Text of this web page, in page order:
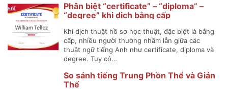
Phân biệt “certificate” – “diploma” –
“degree” khi dịch bằng cấp
Khi dịch thuật hồ sơ học thuật, đặc biệt là bằng
cấp, nhiều người thường nhầm lẫn giữa các
thuật ngữ tiếng Anh như certificate, diploma và
degree. Tuy có…
So sánh tiếng Trung Phồn Thể và Giản
Thể